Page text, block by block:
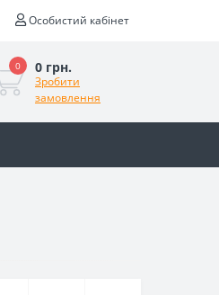
Особистий кабінет
0 0 грн.
Зробити
замовлення